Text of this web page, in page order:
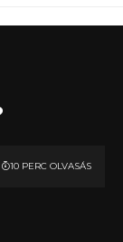
10 PERC OLVASÁS